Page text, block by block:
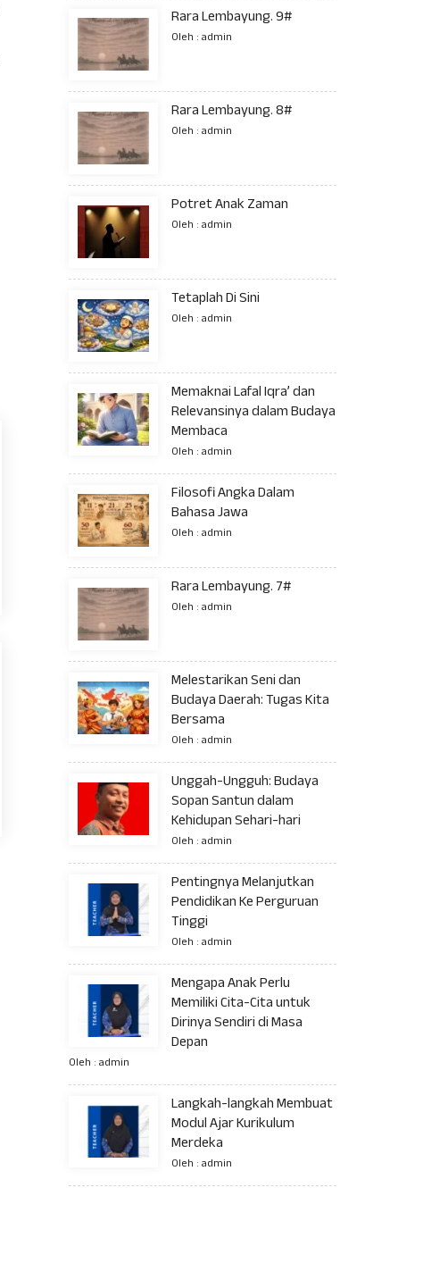
Rara Lembayung. 9#
Oleh : admin
Rara Lembayung. 8#
Oleh : admin
Potret Anak Zaman
Oleh : admin
Tetaplah Di Sini
Oleh : admin
Memaknai Lafal Iqra’ dan
Relevansinya dalam Budaya
Membaca
Oleh : admin
Filosofi Angka Dalam
Bahasa Jawa
Oleh : admin
Rara Lembayung. 7#
Oleh : admin
Melestarikan Seni dan
Budaya Daerah: Tugas Kita
Bersama
Oleh : admin
Unggah-Ungguh: Budaya
Sopan Santun dalam
Kehidupan Sehari-hari
Oleh : admin
Pentingnya Melanjutkan
Pendidikan Ke Perguruan
Tinggi
Oleh : admin
Mengapa Anak Perlu
Memiliki Cita-Cita untuk
Dirinya Sendiri di Masa
Depan
Oleh : admin
Langkah-langkah Membuat
Modul Ajar Kurikulum
Merdeka
Oleh : admin